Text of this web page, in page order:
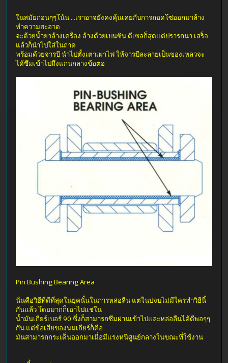
ในสมัยก่อนๆๆโน้น....เราอาจยังคงคุ้นเคยกับการถอดโซ่ออกมาล้าง
ทำความสะอาด
จะด้วยน้ำยาล้างเครื่อง ล้างด้วยเบนซิน ดีเซลก็สุดแต่ปรารถนา เสร็จ
แล้วก็นำไปใส่ในถาด
พร้อมด้วยจารบี นำไปตั้งเตาเผาไฟ ให้จารบีละลายเป็นของเหลวจะ
ได้ซึมเข้าไปถึงแกนกลางข้อต่อ
Pin Bushing Bearing Area
นั่นคือวิธีที่ดีที่สุดในยุคนั้นในการหล่อลืน แต่ในปจบไม่มีใครทำวิธีนี้
กันแล้ว โดยมากก็เอาไปแช่ใน
น้ำมันเกียร์เบอร์ 90 ซึ่งก็สามารถซึมผ่านเข้าไปและหล่อลืนได้ดีพอๆๆ
กัน แต่ข้อเสียของนมเกียร์ก็คือ
มันสามารถกระเด็นออกมาเมื่อมีแรงหนีศูนย์กลางในขณะที่ใช้งาน